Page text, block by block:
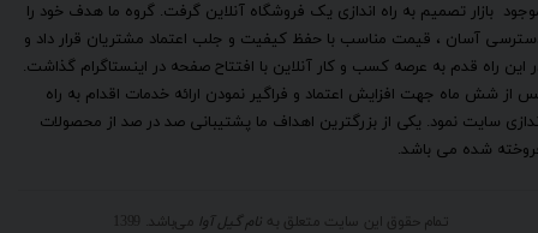
بازار تصمیم به راه اندازی یک فروشگاه آنلاین گرفت. گروه ما هدف خود را
آسان ، قیمت مناسب با حفظ کیفیت و جلب اعتماد مشتریان قرار داد و
این راه قدم به عرصه کسب و کار آنلاین با افتتاح صفحه در اینستاگرام گذاشت.
از شش ماه جهت افزایش اعتماد و فراگیر نمودن ارائه خدمات اقدام به راه
سایت نمود. یکی از بزرگترین اهداف ما پشتیبانی صد در صد از محصولات
شده می باشد.
تمام حقوق این سایت متعلق به نام گیل آوا می‌باشد. 1399